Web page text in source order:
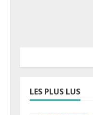
LES PLUS LUS